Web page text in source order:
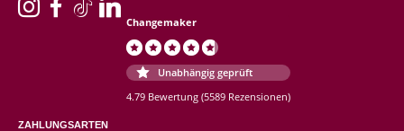
Changemaker
Unabhängig geprüft
4.79 Bewertung (5589 Rezensionen)
ZAHLUNGSARTEN